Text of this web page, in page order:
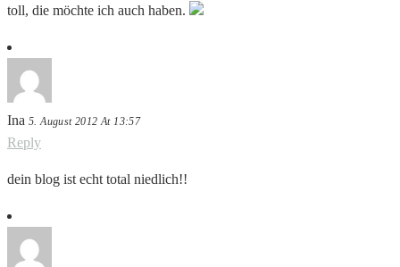
toll, die möchte ich auch haben.
Ina 5. August 2012 At 13:57
Reply
dein blog ist echt total niedlich!!